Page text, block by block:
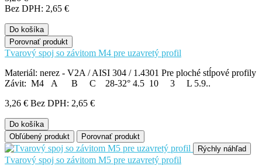
Bez DPH: 2,65 €
Do košíka
Porovnať produkt
Tvarový spoj so závitom M4 pre uzavretý profil
Materiál: nerez - V2A / AISI 304 / 1.4301 Pre ploché stĺpové profily
Závit: M4 A B C 28-32° 4.5 10 3 L 5.9..
3,26 € Bez DPH: 2,65 €
Do košíka
Obľúbený produkt
Porovnať produkt
Rýchly náhľad
Tvarový spoj so závitom M5 pre uzavretý profil